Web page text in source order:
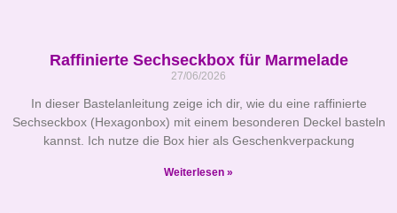
Raffinierte Sechseckbox für Marmelade
27/06/2026
In dieser Bastelanleitung zeige ich dir, wie du eine raffinierte
Sechseckbox (Hexagonbox) mit einem besonderen Deckel basteln
kannst. Ich nutze die Box hier als Geschenkverpackung
Weiterlesen »